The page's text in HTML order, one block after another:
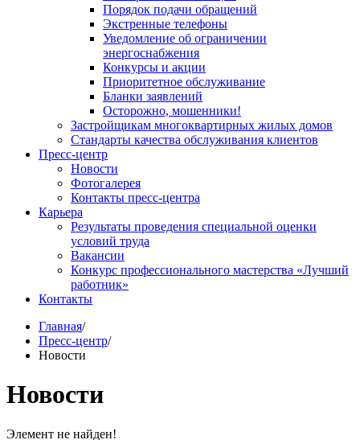
Порядок подачи обращений
Экстренные телефоны
Уведомление об ограничении
энергоснабжения
Конкурсы и акции
Приоритетное обслуживание
Бланки заявлений
Осторожно, мошенники!
Застройщикам многоквартирных жилых домов
Стандарты качества обслуживания клиентов
Пресс-центр
Новости
Фотогалерея
Контакты пресс-центра
Карьера
Результаты проведения специальной оценки
условий труда
Вакансии
Конкурс профессионального мастерства «Лучший
работник»
Контакты
Главная/
Пресс-центр/
Новости
Новости
Элемент не найден!